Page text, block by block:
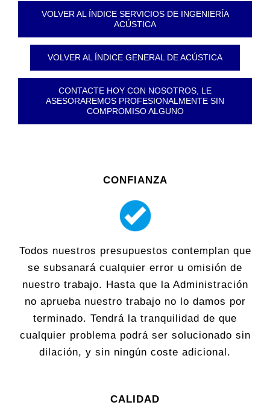
VOLVER AL ÍNDICE SERVICIOS DE INGENIERÍA
ACÚSTICA
VOLVER AL ÍNDICE GENERAL DE ACÚSTICA
CONTACTE HOY CON NOSOTROS, LE
ASESORAREMOS PROFESIONALMENTE SIN
COMPROMISO ALGUNO
CONFIANZA
Todos nuestros presupuestos contemplan que
se subsanará cualquier error u omisión de
nuestro trabajo. Hasta que la Administración
no aprueba nuestro trabajo no lo damos por
terminado. Tendrá la tranquilidad de que
cualquier problema podrá ser solucionado sin
dilación, y sin ningún coste adicional.
CALIDAD